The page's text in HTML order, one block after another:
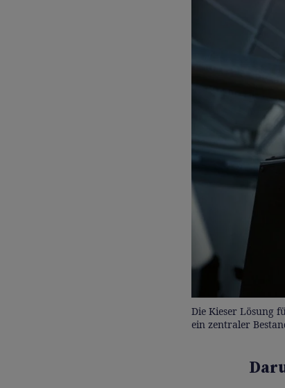
Die Kieser Lösung
ein zentraler